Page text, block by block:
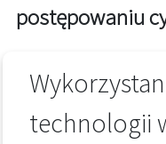
postępowaniu
technologii